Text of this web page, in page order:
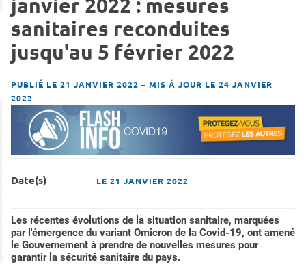
janvier 2022 : mesures
sanitaires reconduites
jusqu'au 5 février 2022
PUBLIÉ LE 21 JANVIER 2022 – MIS À JOUR LE 24 JANVIER
2022
Date(s) LE 21 JANVIER 2022
Les récentes évolutions de la situation sanitaire, marquées
par l'émergence du variant Omicron de la Covid-19, ont amené
le Gouvernement à prendre de nouvelles mesures pour
garantir la sécurité sanitaire du pays.